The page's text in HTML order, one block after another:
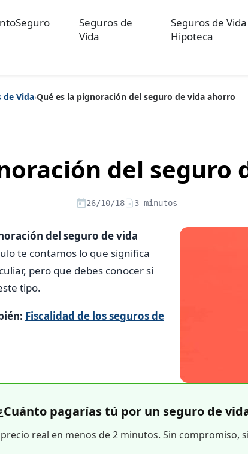
Seguros de
Vida
Seguros de Vida
Hipoteca
de Vida›Qué es la pignoración del seguro de vida ahorro
del seguro
26/10/18 3 minutos
del seguro de vida
te contamos lo que significa
pero que debes conocer si
tipo.
Fiscalidad de los seguros de
pagarías tú por un seguro de
real en menos de 2 minutos. Sin compromiso,